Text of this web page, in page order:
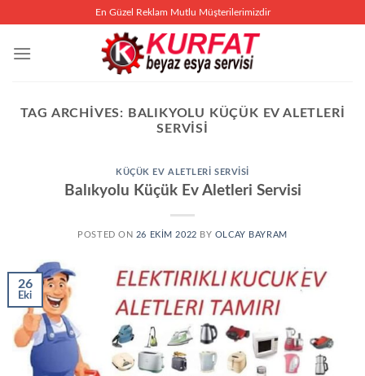
En Güzel Reklam Mutlu Müşterilerimizdir
TAG ARCHIVES:
BALIKYOLU KÜÇÜK EV ALETLERI
SERVISI
KÜÇÜK EV ALETLERI SERVISI
Balıkyolu Küçük Ev Aletleri Servisi
POSTED ON 26 EKIM 2022 BY OLCAY BAYRAM
26
Eki